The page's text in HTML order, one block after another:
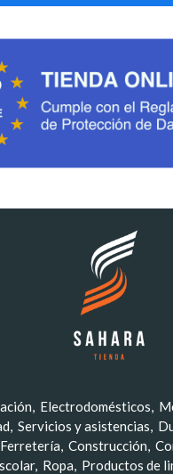
Electrodomésticos
Servicios y asistencias
Ferretería Construcción
Ropa Productos de